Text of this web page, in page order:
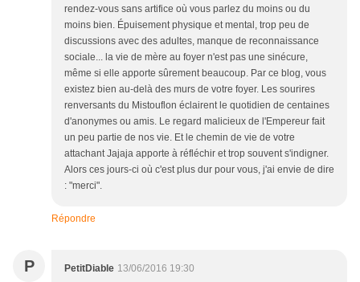
rendez-vous sans artifice où vous parlez du moins ou du
moins bien. Épuisement physique et mental, trop peu de
discussions avec des adultes, manque de reconnaissance
sociale... la vie de mère au foyer n'est pas une sinécure,
même si elle apporte sûrement beaucoup. Par ce blog, vous
existez bien au-delà des murs de votre foyer. Les sourires
renversants du Mistouflon éclairent le quotidien de centaines
d'anonymes ou amis. Le regard malicieux de l'Empereur fait
un peu partie de nos vie. Et le chemin de vie de votre
attachant Jajaja apporte à réfléchir et trop souvent s'indigner.
Alors ces jours-ci où c'est plus dur pour vous, j'ai envie de dire
: "merci".
Répondre
P PetitDiable 13/06/2016 19:30